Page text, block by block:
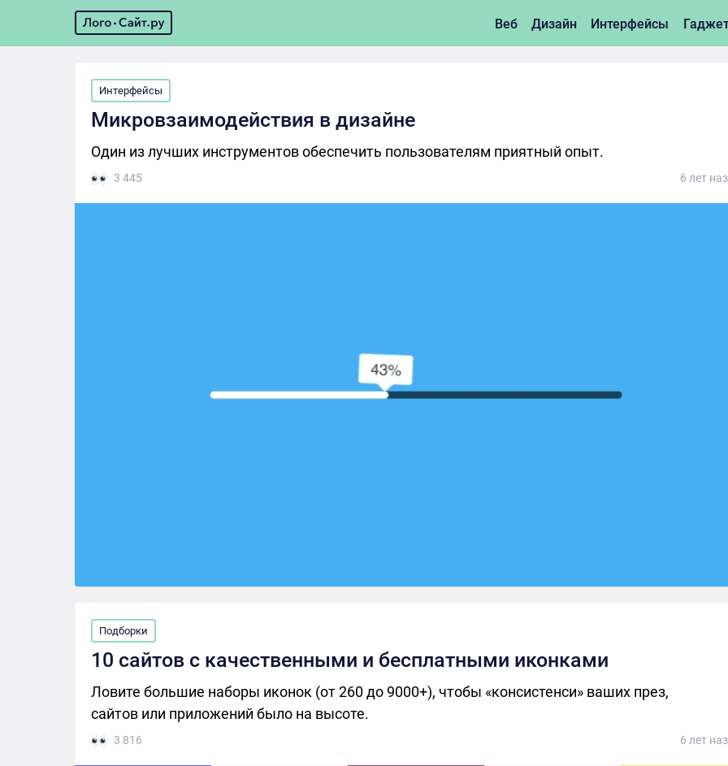
Веб Дизайн Интерфейсы
Интерфейсы
Микровзаимодействия в дизайне
Один из лучших инструментов обеспечить пользователям приятный опыт.
3 445 6 лет
Подборки
10 сайтов с качественными и бесплатными иконками
Ловите большие наборы иконок (от 260 до 9000+), чтобы «консистенси» ваших през,
сайтов или приложений было на высоте.
3 816 6 лет